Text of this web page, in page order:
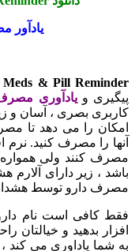
یادآور مصرف
Meds & Pill
ویادآوری مصرف
بصری ، آسان و زیبا می
را می دهد تا مصرف
مصرف کنید. نرم افزار
ولی همواره ان
زیر دارای آلارم
توسط هشدار و
است نام دارو و
بدهید و خیالتان راحت
یاداوری می کند ، این